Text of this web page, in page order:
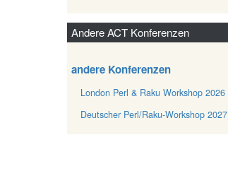
Andere ACT Konferenzen
andere Konferenzen
London Perl & Raku Workshop 2026
Deutscher Perl/Raku-Workshop 2027